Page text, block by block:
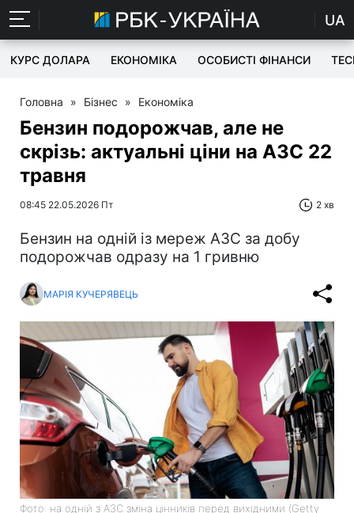
UA
КУРС ДОЛАРА ЕКОНОМІКА ОСОБИСТІ ФІНАНСИ
Головна » Бізнес » Економіка
Бензин подорожчав, але не
скрізь: актуальні ціни на АЗС 22
травня
08:45 22.05.2026 Пт 2 хв
Бензин на одній із мереж АЗС за добу
подорожчав одразу на 1 гривню
МАРІЯ КУЧЕРЯВЕЦЬ
Фото: на одній з АЗС зміна цінників перед вихідними (Getty